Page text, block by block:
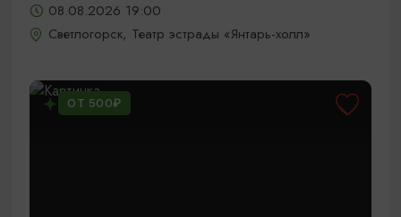
08.08.2026 19:00
Светлогорск, Театр эстрады «Янтарь-холл»
ОТ 500₽